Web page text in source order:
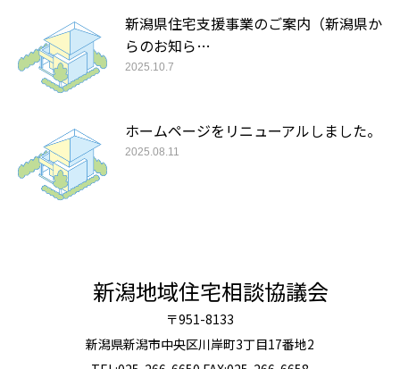
新潟県住宅支援事業のご案内（新潟県か
らのお知ら…
2025.10.7
ホームページをリニューアルしました。
2025.08.11
新潟地域住宅相談協議会
〒951-8133
新潟県新潟市中央区川岸町3丁目17番地2